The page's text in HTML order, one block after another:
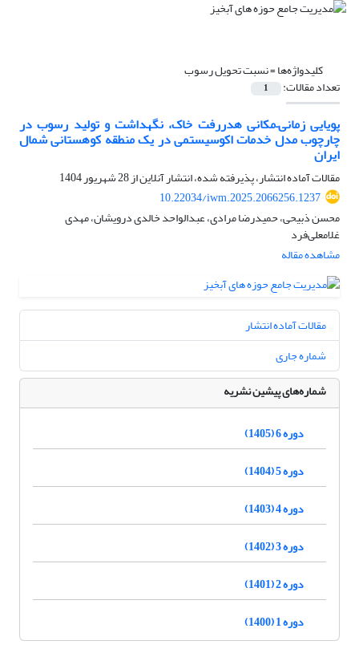
کلیدواژه‌ها =نسبت تحویل رسوب
تعداد مقالات: 1
پویایی زمانی–مکانی هدررفت خاک، نگهداشت و تولید رسوب در
چارچوب مدل خدمات اکوسیستمی در یک منطقه کوهستانی شمال
ایران
مقالات آماده انتشار، پذیرفته شده، انتشار آنلاین از28 شهریور 1404
10.22034/iwm.2025.2066256.1237
محسن ذبیحی، حمیدرضا مرادی، عبدالواحد خالدی درویشان، مهدی
غلامعلی‌فرد
مشاهده مقاله
مقالات آماده انتشار
شماره جاری
شماره‌های پیشین نشریه
دوره 6 (1405)
دوره 5 (1404)
دوره 4 (1403)
دوره 3 (1402)
دوره 2 (1401)
دوره 1 (1400)